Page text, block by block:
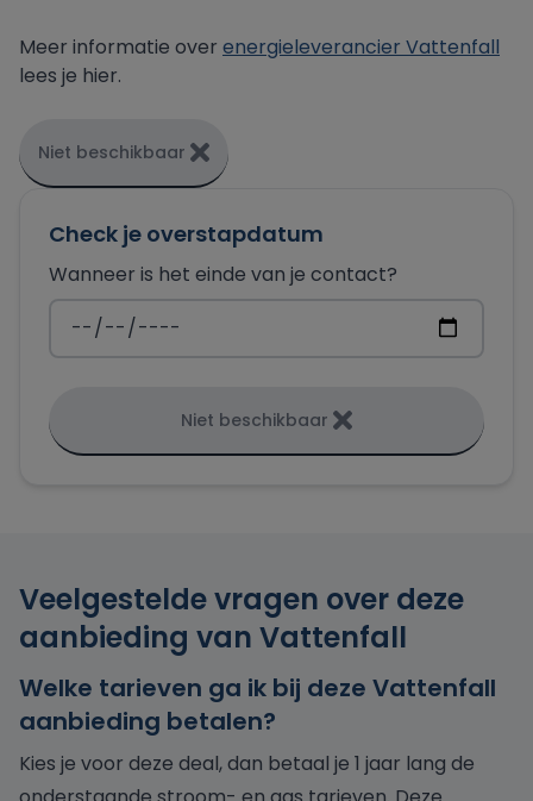
Meer informatie over energieleverancier Vattenfall
lees je hier.
Niet beschikbaar
Check je overstapdatum
Wanneer is het einde van je contact?
Niet beschikbaar
Veelgestelde vragen over deze
aanbieding van Vattenfall
Welke tarieven ga ik bij deze Vattenfall
aanbieding betalen?
Kies je voor deze deal, dan betaal je 1 jaar lang de